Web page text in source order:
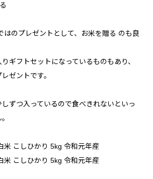
はのプレゼントとして、お米を贈る のも良
ギフトセットになっているものもあり、
ゼントです。
ずつ入っているので食べきれないといっ
米 こしひかり 5kg 令和元年産
米 こしひかり 5kg 令和元年産